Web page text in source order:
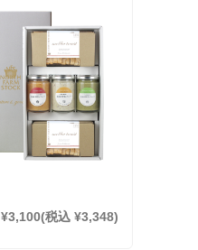
¥3,100(税込 ¥3,348)